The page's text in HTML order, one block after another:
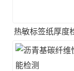
热敏标签纸厚度